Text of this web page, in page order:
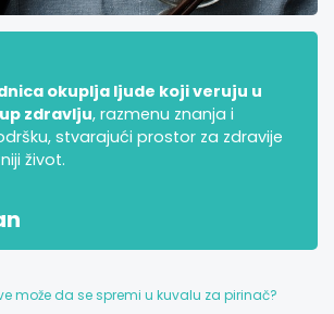
okuplja ljude koji veruju u
zdravlju, razmenu znanja i
stvarajući prostor za zdravije
život.
može da se spremi u kuvalu za pirinač?